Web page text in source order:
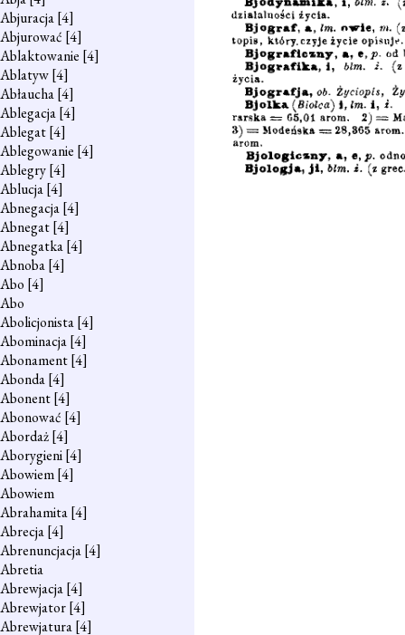
Abjuracja[4]
Abjurować [4]
Ablaktowanie [4]
Ablatyw[4]
Abłaucha[4]
Ablegacja[4]
Ablegat[4]
Ablegowanie [4]
Ablegry[4]
Ablucja[4]
Abnegacja[4]
Abnegat[4]
Abnegatka[4]
Abnoba[4]
Abo [4]
Abo
Abolicjonista[4]
Abominacja[4]
Abonament[4]
Abonda[4]
Abonent[4]
Abonować [4]
Abordaż[4]
Aborygieni[4]
Abowiem[4]
Abowiem
Abrahamita[4]
Abrecja[4]
Abrenuncjacja[4]
Abretia
Abrewjacja[4]
Abrewjator[4]
Abrewjatura[4]